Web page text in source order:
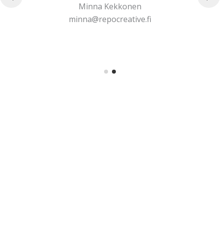
Minna Kekkonen
minna@repocreative.fi